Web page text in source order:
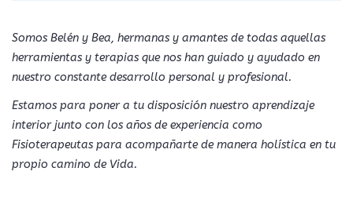
Somos Belén y Bea, hermanas y amantes de todas aquellas
herramientas y terapias que nos han guiado y ayudado en
nuestro constante desarrollo personal y profesional.
Estamos para poner a tu disposición nuestro aprendizaje
interior junto con los años de experiencia como
Fisioterapeutas para acompañarte de manera holística en tu
propio camino de Vida.